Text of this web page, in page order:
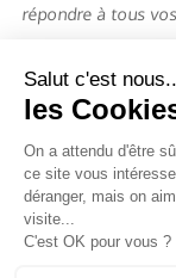
répondre à tous
 TÉLÉPHONE
+33 (0)4 78